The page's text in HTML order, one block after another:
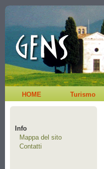
HOME Turismo
Info
Mappa del sito
Contatti